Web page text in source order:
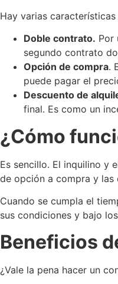
Hay varias
Doble contrato. Por
segundo contrato
Opción de compra.
puede pagar el
Descuento de
final. Es como un
¿Cómo
Es sencillo. El inquilino y
de opción a compra y las
Cuando se cumpla el
sus condiciones y bajo
Beneficios
¿Vale la pena hacer un